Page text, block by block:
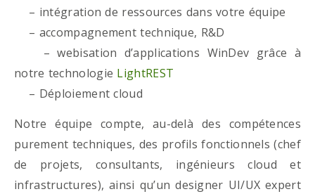
– intégration de ressources dans votre équipe
– accompagnement technique, R&D
– webisation d’applications WinDev grâce à
notre technologie LightREST
– Déploiement cloud
Notre équipe compte, au-delà des compétences
purement techniques, des profils fonctionnels (chef
de projets, consultants, ingénieurs cloud et
infrastructures), ainsi qu’un designer UI/UX expert